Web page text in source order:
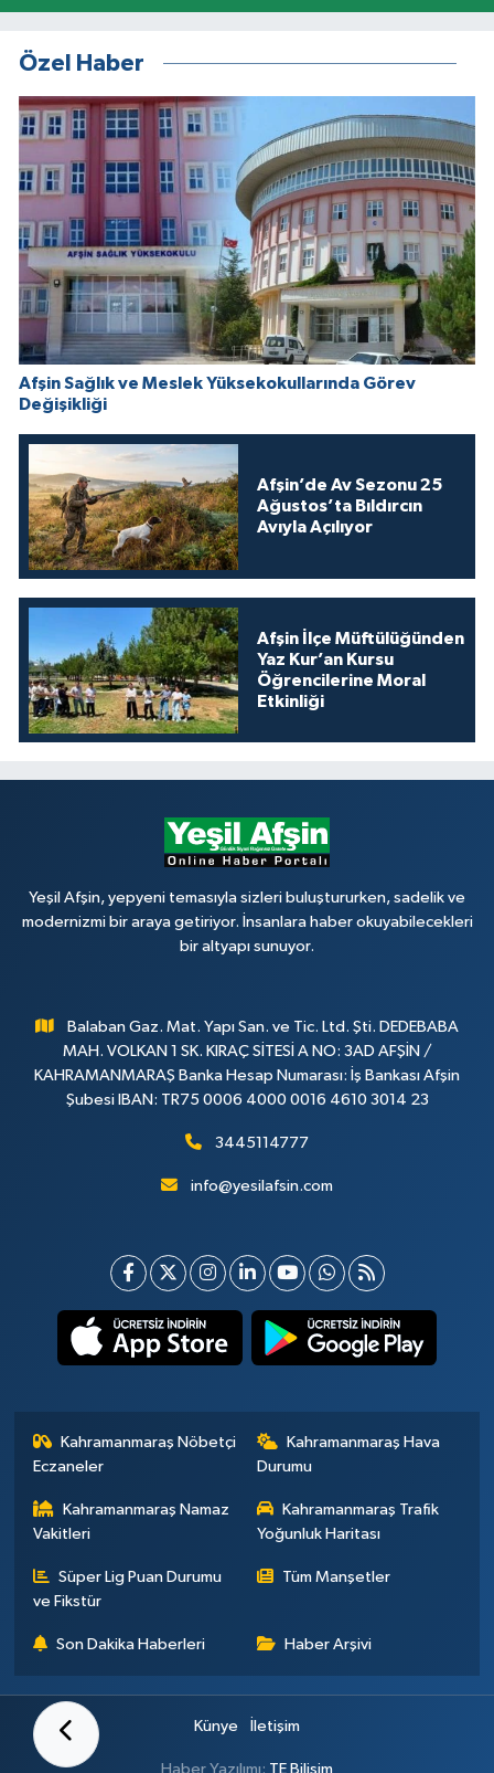
Özel Haber
Afşin Sağlık ve Meslek Yüksekokullarında Görev
Değişikliği
Afşin’de Av Sezonu 25
Ağustos’ta Bıldırcın
Avıyla Açılıyor
Afşin İlçe Müftülüğünden
Yaz Kur’an Kursu
Öğrencilerine Moral
Etkinliği
Yeşil Afşin, yepyeni temasıyla sizleri buluştururken, sadelik ve
modernizmi bir araya getiriyor. İnsanlara haber okuyabilecekleri
bir altyapı sunuyor.
Balaban Gaz. Mat. Yapı San. ve Tic. Ltd. Şti. DEDEBABA
MAH. VOLKAN 1 SK. KIRAÇ SİTESİ A NO: 3AD AFŞİN /
KAHRAMANMARAŞ Banka Hesap Numarası: İş Bankası Afşin
Şubesi IBAN: TR75 0006 4000 0016 4610 3014 23
3445114777
info@yesilafsin.com
Kahramanmaraş Nöbetçi
Eczaneler
Kahramanmaraş Hava
Durumu
Kahramanmaraş Namaz
Vakitleri
Kahramanmaraş Trafik
Yoğunluk Haritası
Süper Lig Puan Durumu
ve Fikstür
Tüm Manşetler
Son Dakika Haberleri Haber Arşivi
Künye İletişim
Haber Yazılımı: TE Bilişim